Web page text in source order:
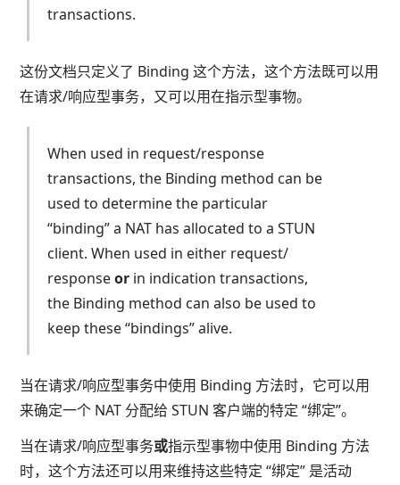
transactions.
这份文档只定义了 Binding 这个方法，这个方法既可以用
在请求/响应型事务，又可以用在指示型事物。
When used in request/response
transactions, the Binding method can be
used to determine the particular
“binding” a NAT has allocated to a STUN
client. When used in either request/
responseor in indication transactions,
the Binding method can also be used to
keep these “bindings” alive.
当在请求/响应型事务中使用 Binding 方法时，它可以用
来确定一个 NAT 分配给 STUN 客户端的特定 “绑定”。
当在请求/响应型事务或指示型事物中使用 Binding 方法
时，这个方法还可以用来维持这些特定 “绑定” 是活动